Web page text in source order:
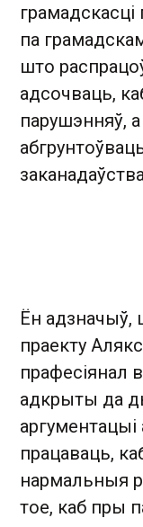
грамадскасці
па
што
адсочваць,
парушэнняў,
Ён адзначыў,
праекту
прафесіянал
адкрыты да
аргументацыі
працаваць,
нармальныя
тое, каб пры